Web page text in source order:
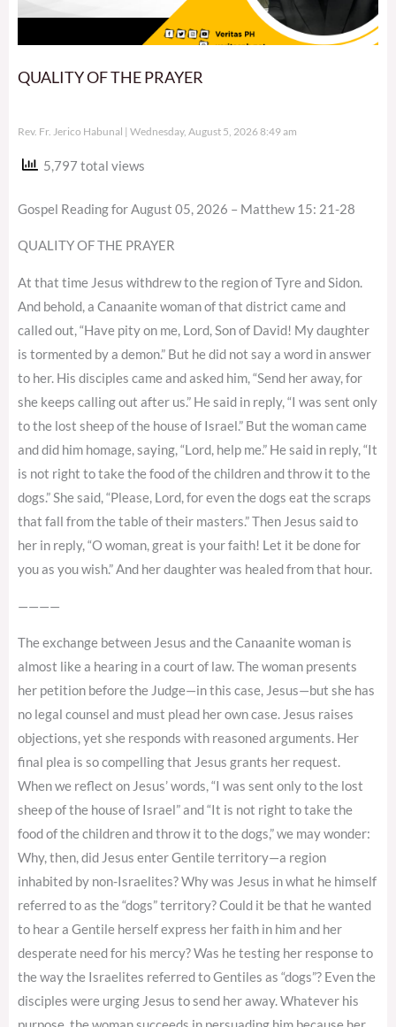
QUALITY OF THE PRAYER
Rev. Fr. Jerico Habunal Wednesday, August 5, 2026 8:49 am
5,797 total views
Gospel Reading for August 05, 2026 – Matthew 15: 21-28
QUALITY OF THE PRAYER
At that time Jesus withdrew to the region of Tyre and Sidon.
And behold, a Canaanite woman of that district came and
called out, “Have pity on me, Lord, Son of David! My daughter
is tormented by a demon.” But he did not say a word in answer
to her. His disciples came and asked him, “Send her away, for
she keeps calling out after us.” He said in reply, “I was sent only
to the lost sheep of the house of Israel.” But the woman came
and did him homage, saying, “Lord, help me.” He said in reply, “It
is not right to take the food of the children and throw it to the
dogs.” She said, “Please, Lord, for even the dogs eat the scraps
that fall from the table of their masters.” Then Jesus said to
her in reply, “O woman, great is your faith! Let it be done for
you as you wish.” And her daughter was healed from that hour.
————
The exchange between Jesus and the Canaanite woman is
almost like a hearing in a court of law. The woman presents
her petition before the Judge—in this case, Jesus—but she has
no legal counsel and must plead her own case. Jesus raises
objections, yet she responds with reasoned arguments. Her
final plea is so compelling that Jesus grants her request.
When we reflect on Jesus’ words, “I was sent only to the lost
sheep of the house of Israel” and “It is not right to take the
food of the children and throw it to the dogs,” we may wonder:
Why, then, did Jesus enter Gentile territory—a region
inhabited by non-Israelites? Why was Jesus in what he himself
referred to as the “dogs” territory? Could it be that he wanted
to hear a Gentile herself express her faith in him and her
desperate need for his mercy? Was he testing her response to
the way the Israelites referred to Gentiles as “dogs”? Even the
disciples were urging Jesus to send her away. Whatever his